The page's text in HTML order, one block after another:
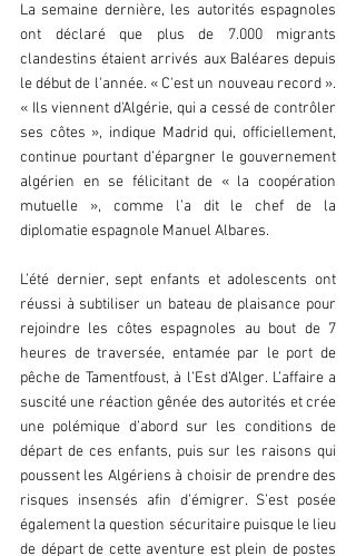
La semaine dernière, les autorités espagnoles
ont déclaré que plus de 7.000 migrants
clandestins étaient arrivés aux Baléares depuis
le début de l'année. « C'est un nouveau record ».
« Ils viennent d'Algérie, qui a cessé de contrôler
ses côtes », indique Madrid qui, officiellement,
continue pourtant d’épargner le gouvernement
algérien en se félicitant de « la coopération
mutuelle », comme l’a dit le chef de la
diplomatie espagnole Manuel Albares.
L’été dernier, sept enfants et adolescents ont
réussi à subtiliser un bateau de plaisance pour
rejoindre les côtes espagnoles au bout de 7
heures de traversée, entamée par le port de
pêche de Tamentfoust, à l’Est d’Alger. L’affaire a
suscité une réaction gênée des autorités et crée
une polémique d’abord sur les conditions de
départ de ces enfants, puis sur les raisons qui
poussent les Algériens à choisir de prendre des
risques insensés afin d’émigrer. S’est posée
également la question sécuritaire puisque le lieu
de départ de cette aventure est plein de postes